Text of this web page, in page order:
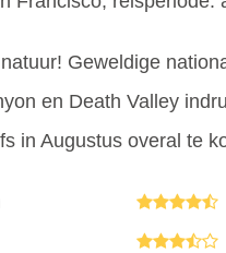
Geweldige
en Death Valley
in Augustus overal te